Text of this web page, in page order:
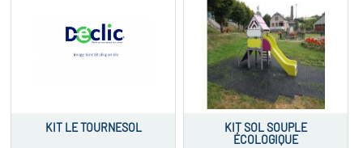
KIT LE TOURNESOL
KIT SOL SOUPLE
ÉCOLOGIQUE